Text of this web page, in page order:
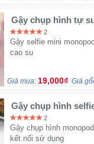
Gậy chụp hình tự
2
Gậy selfie mini
cao su
Giá mua: 19,000₫ Giá
Gậy chụp hình
2
Gậy chụp hình
kết nối sử dụng